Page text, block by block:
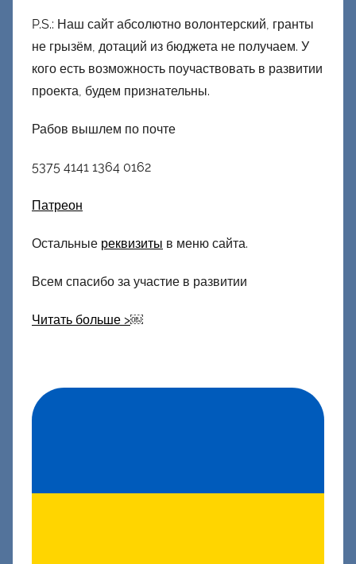
P.S.: Наш сайт абсолютно волонтерский, гранты
не грызём, дотаций из бюджета не получаем. У
кого есть возможность поучаствовать в развитии
проекта, будем признательны.
Рабов вышлем по почте
5375 4141 1364 0162
Патреон
Остальные реквизиты в меню сайта.
Всем спасибо за участие в развитии
Читать больше >￼